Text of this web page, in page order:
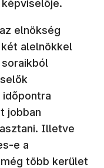
elnökség
alelnökkel
jobban
Illetve
e a
több kerület